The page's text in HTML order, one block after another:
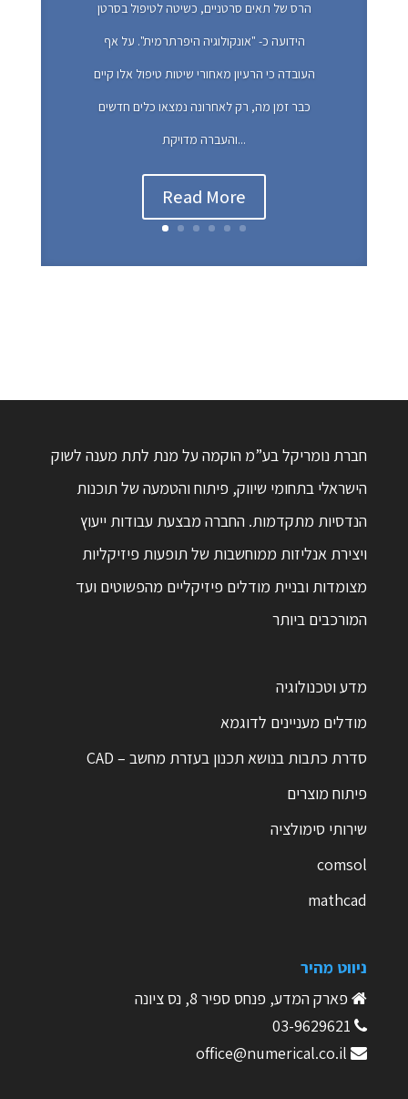
הרס של תאים סרטניים, כשיטה לטיפול בסרטן
הידועה כ- "אונקולוגיה היפרתרמית". על אף
העובדה כי הרעיון מאחורי שיטות טיפול אלו קיים
כבר זמן מה, רק לאחרונה נמצאו כלים חדשים
והעברה מדויקת...
Read More
חברת נומריקל בע”מ הוקמה על מנת לתת מענה לשוק
הישראלי בתחומי שיווק, פיתוח והטמעה של תוכנות
הנדסיות מתקדמות. החברה מבצעת עבודות ייעוץ
ויצירת אנליזות ממוחשבות של תופעות פיזיקליות
מצומדות ובניית מודלים פיזיקליים מהפשוטים ועד
המורכבים ביותר
מדע וטכנולוגיה
מודלים מעניינים לדוגמא
סדרת כתבות בנושא תכנון בעזרת מחשב – CAD
פיתוח מוצרים
שירותי סימולציה
comsol
mathcad
ניווט מהיר
פארק המדע, פנחס ספיר 8, נס ציונה
03-9629621
office@numerical.co.il